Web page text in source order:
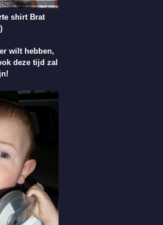
shirt Brat
wilt hebben,
deze tijd zal